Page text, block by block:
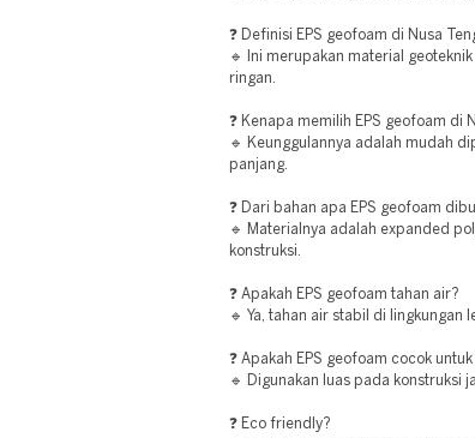
❓ Definisi EPS geofoam di Nusa
🔹 Ini merupakan material
ringan.
❓ Kenapa memilih EPS geofoam di
🔹 Keunggulannya adalah mudah
panjang.
❓ Dari bahan apa EPS geofoam
🔹 Materialnya adalah expanded
konstruksi.
❓ Apakah EPS geofoam tahan air?
🔹 Ya, tahan air stabil di lingkungan
❓ Apakah EPS geofoam cocok
🔹 Digunakan luas pada konstruksi
❓ Eco friendly?